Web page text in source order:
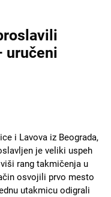
uručeni
i Lavova iz Beograda,
je veliki uspeh
rang takmičenja u
osvojili prvo mesto
utakmicu odigrali